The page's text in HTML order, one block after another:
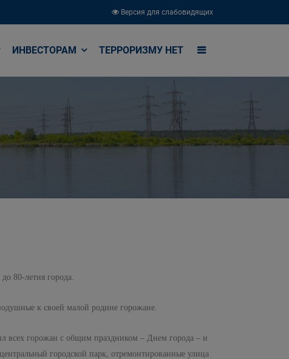
Версия для слабовидящих
ИНВЕСТОРАМ ТЕРРОРИЗМУ НЕТ
80-летия города.
к своей малой родине горожане.
всех горожан с общим праздником – Днем города – и
городской парк, отремонтированные улица